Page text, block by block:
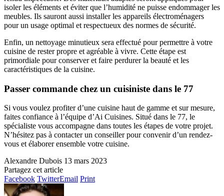
isoler les éléments et éviter que l’humidité ne puisse endommager les
meubles. Ils sauront aussi installer les appareils électroménagers
pour un usage optimal et respectueux des normes de sécurité.
Enfin, un nettoyage minutieux sera effectué pour permettre à votre
cuisine de rester propre et agréable à vivre. Cette étape est
primordiale pour conserver et faire perdurer la beauté et les
caractéristiques de la cuisine.
Passer commande chez un cuisiniste dans le 77
Si vous voulez profiter d’une cuisine haut de gamme et sur mesure,
faites confiance à l’équipe d’Ai Cuisines. Situé dans le 77, le
spécialiste vous accompagne dans toutes les étapes de votre projet.
N’hésitez pas à contacter un conseiller pour convenir d’un rendez-
vous et élaborer ensemble votre cuisine.
Alexandre Dubois 13 mars 2023
Partagez cet article
Facebook TwitterEmail Print